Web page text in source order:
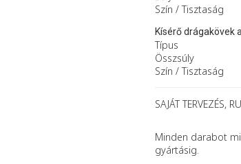
Szín / Tisztaság
Kísérő drágakövek
Típus
Összsúly
Szín / Tisztaság
SAJÁT TERVEZÉS,
Minden darabot
gyártásig.